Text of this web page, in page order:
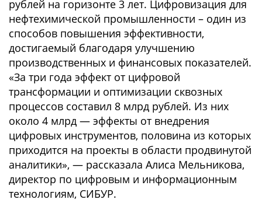
рублей на горизонте 3 лет. Цифровизация для
нефтехимической промышленности – один из
способов повышения эффективности,
достигаемый благодаря улучшению
производственных и финансовых показателей.
«За три года эффект от цифровой
трансформации и оптимизации сквозных
процессов составил 8 млрд рублей. Из них
около 4 млрд — эффекты от внедрения
цифровых инструментов, половина из которых
приходится на проекты в области продвинутой
аналитики», — рассказала Алиса Мельникова,
директор по цифровым и информационным
технологиям, СИБУР.